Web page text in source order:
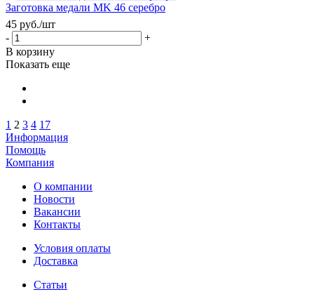
Заготовка медали MK 46 серебро
45 руб./шт
-
+
В корзину
Показать еще
1 2 3 4 17
Информация
Помощь
Компания
О компании
Новости
Вакансии
Контакты
Условия оплаты
Доставка
Статьи